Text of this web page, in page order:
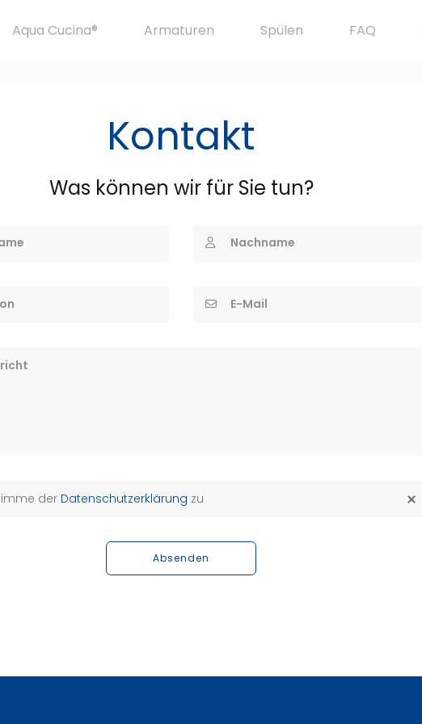
Aqua Cucina® Armaturen Spülen FAQ
Kontakt
Was können wir für Sie tun?
Nachname
E-Mail
der Datenschutzerklärung zu
Absenden